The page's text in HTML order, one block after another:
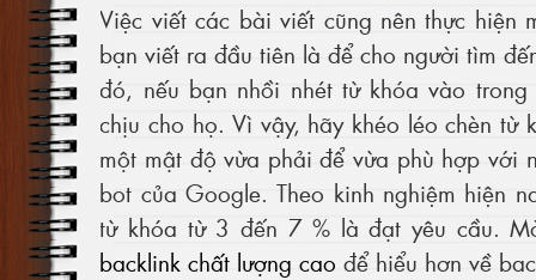
Việc viết các bài viết cũng nên thực hiện
bạn viết ra đầu tiên là để cho người tìm
đó, nếu bạn nhồi nhét từ khóa vào
chịu cho họ. Vì vậy, hãy khéo léo chèn từ
một mật độ vừa phải để vừa phù hợp với
bot của Google. Theo kinh nghiệm hiện
từ khóa từ 3 đến 7 % là đạt yêu cầu.
backlink chất lượng cao để hiểu hơn về